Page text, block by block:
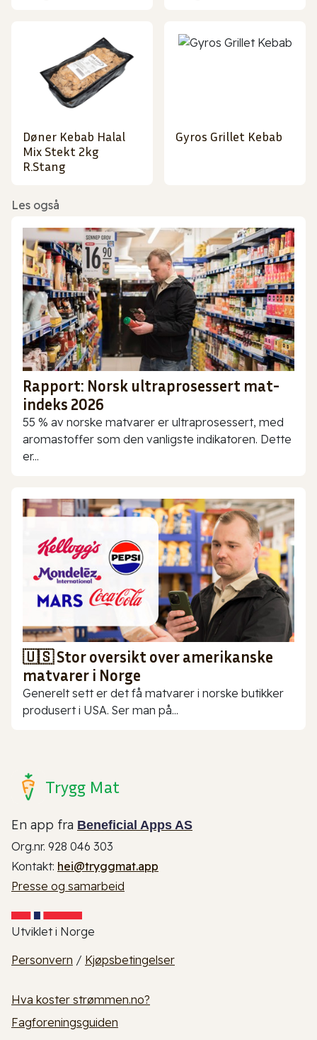
Døner Kebab Halal
Mix Stekt 2kg
R.Stang
Gyros Grillet Kebab
Les også
Rapport: Norsk ultraprosessert mat-
indeks 2026
55 % av norske matvarer er ultraprosessert, med
aromastoffer som den vanligste indikatoren. Dette
er...
🇺🇸 Stor oversikt over amerikanske
matvarer i Norge
Generelt sett er det få matvarer i norske butikker
produsert i USA. Ser man på...
Trygg Mat
En app fra Beneficial Apps AS
Org.nr. 928 046 303
Kontakt: hei@tryggmat.app
Presse og samarbeid
Utviklet i Norge
Personvern / Kjøpsbetingelser
Hva koster strømmen.no?
Fagforeningsguiden